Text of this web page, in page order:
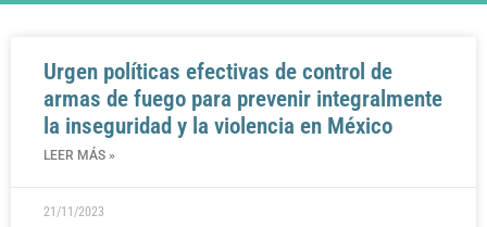
Urgen políticas efectivas de control de
armas de fuego para prevenir integralmente
la inseguridad y la violencia en México
LEER MÁS »
21/11/2023